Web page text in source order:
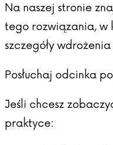
Na naszej stronie
tego rozwiązania, w
szczegóły
Posłuchaj odcinka
Jeśli chcesz
praktyce: